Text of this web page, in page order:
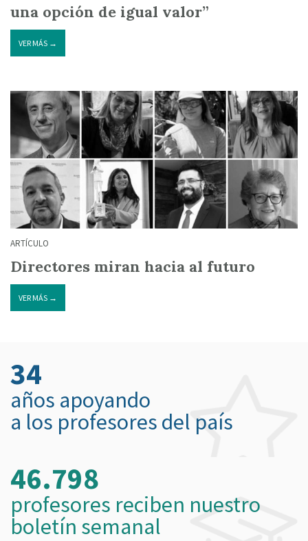
una opción de igual valor”
VER MÁS →
ARTÍCULO
Directores miran hacia al futuro
VER MÁS →
34
años apoyando
a los profesores del país
46.798
profesores reciben nuestro
boletín semanal